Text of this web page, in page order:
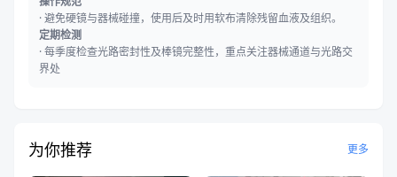
· 避免硬镜与器械碰撞，使用后及时用软布清除残留血液及组织。
定期检测
· 每季度检查光路密封性及棒镜完整性，重点关注器械通道与光路交
界处
为你推荐 更多